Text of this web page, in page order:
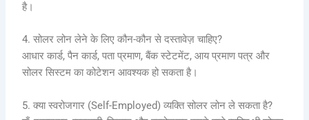
है।
4. सोलर लोन लेने के लिए कौन-कौन से दस्तावेज़ चाहिए?
आधार कार्ड, पैन कार्ड, पता प्रमाण, बैंक स्टेटमेंट, आय प्रमाण पत्र और
सोलर सिस्टम का कोटेशन आवश्यक हो सकता है।
5. क्या स्वरोजगार (Self-Employed) व्यक्ति सोलर लोन ले सकता है?